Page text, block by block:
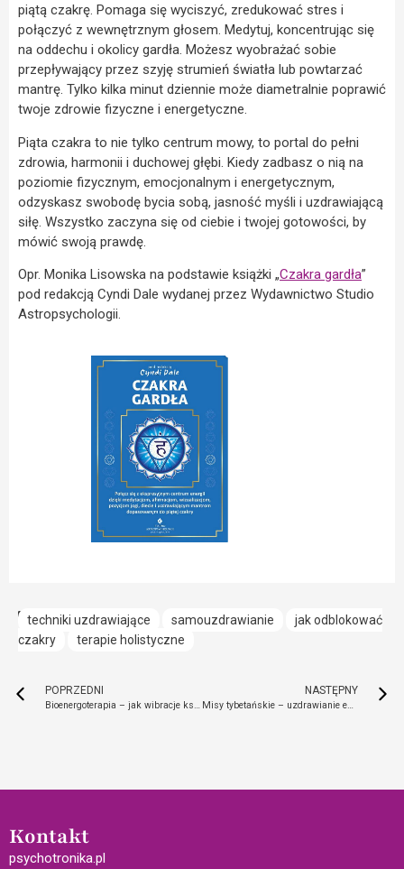
piątą czakrę. Pomaga się wyciszyć, zredukować stres i
połączyć z wewnętrznym głosem. Medytuj, koncentrując się
na oddechu i okolicy gardła. Możesz wyobrażać sobie
przepływający przez szyję strumień światła lub powtarzać
mantrę. Tylko kilka minut dziennie może diametralnie poprawić
twoje zdrowie fizyczne i energetyczne.
Piąta czakra to nie tylko centrum mowy, to portal do pełni
zdrowia, harmonii i duchowej głębi. Kiedy zadbasz o nią na
poziomie fizycznym, emocjonalnym i energetycznym,
odzyskasz swobodę bycia sobą, jasność myśli i uzdrawiającą
siłę. Wszystko zaczyna się od ciebie i twojej gotowości, by
mówić swoją prawdę.
Opr. Monika Lisowska na podstawie książki „Czakra gardła”
pod redakcją Cyndi Dale wydanej przez Wydawnictwo Studio
Astropsychologii.
techniki uzdrawiające samouzdrawianie
jak odblokować
czakry
terapie holistyczne
POPRZEDNI
Bioenergoterapia – jak wibracje kształtują rzeczywistość?
NASTĘPNY
Misy tybetańskie – uzdrawianie energią chi i wibracjami
Kontakt
psychotronika.pl